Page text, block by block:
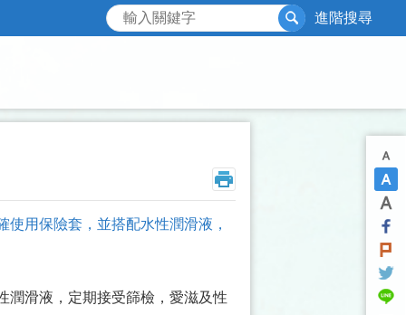
搜尋 進階搜尋
用保險套，並搭配水性潤滑液，
潤滑液，定期接受篩檢，愛滋及性